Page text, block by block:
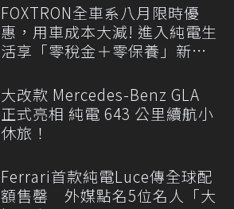
FOXTRON全車系八月限時優
惠，用車成本大減! 進入純電生
活享「零稅金＋零保養」新時
大改款 Mercedes-Benz GLA
正式亮相 純電 643 公里續航小
休旅！
Ferrari首款純電Luce傳全球配
額售罄 外媒點名5位名人「大